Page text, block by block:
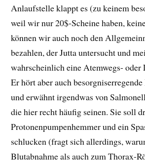
Anlaufstelle klappt es (zu keinem
weil wir nur 20$-Scheine haben,
können wir auch noch den
bezahlen, der Jutta untersucht und
wahrscheinlich eine Atemwegs-
Er hört aber auch
und erwähnt irgendwas von
die hier recht häufig seinen. Sie soll
Protonenpumpenhemmer und ein
schlucken (fragt sich allerdings,
Blutabnahme als auch zum Thorax-